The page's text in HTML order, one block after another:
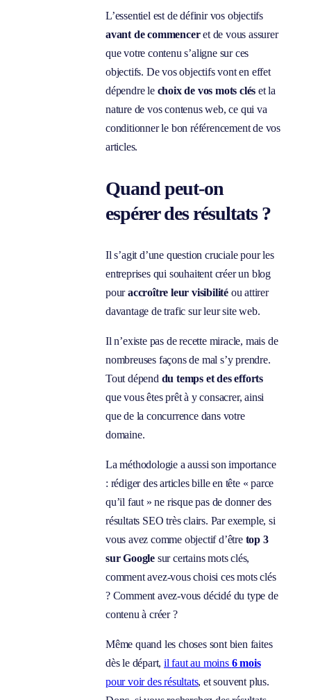
L’essentiel est de définir vos objectifs
avant de commenceret de vous assurer
que votre contenu s’aligne sur ces
objectifs. De vos objectifs vont en effet
dépendre le choix de vos mots clés et la
nature de vos contenus web, ce qui va
conditionner le bon référencement de vos
articles.
Quand peut-on
espérer des résultats ?
Il s’agit d’une question cruciale pour les
entreprises qui souhaitent créer un blog
pouraccroître leur visibilitéou attirer
davantage de trafic sur leur site web.
Il n’existe pas de recette miracle, mais de
nombreuses façons de mal s’y prendre.
Tout dépend du temps et des efforts
que vous êtes prêt à y consacrer, ainsi
que de la concurrence dans votre
domaine.
La méthodologie a aussi son importance
: rédiger des articles bille en tête « parce
qu’il faut » ne risque pas de donner des
résultats SEO très clairs. Par exemple, si
vous avez comme objectif d’être top 3
sur Googlesur certains mots clés,
comment avez-vous choisi ces mots clés
? Comment avez-vous décidé du type de
contenu à créer ?
Même quand les choses sont bien faites
dès le départ, il faut au moins 6 mois
pour voir des résultats, et souvent plus.